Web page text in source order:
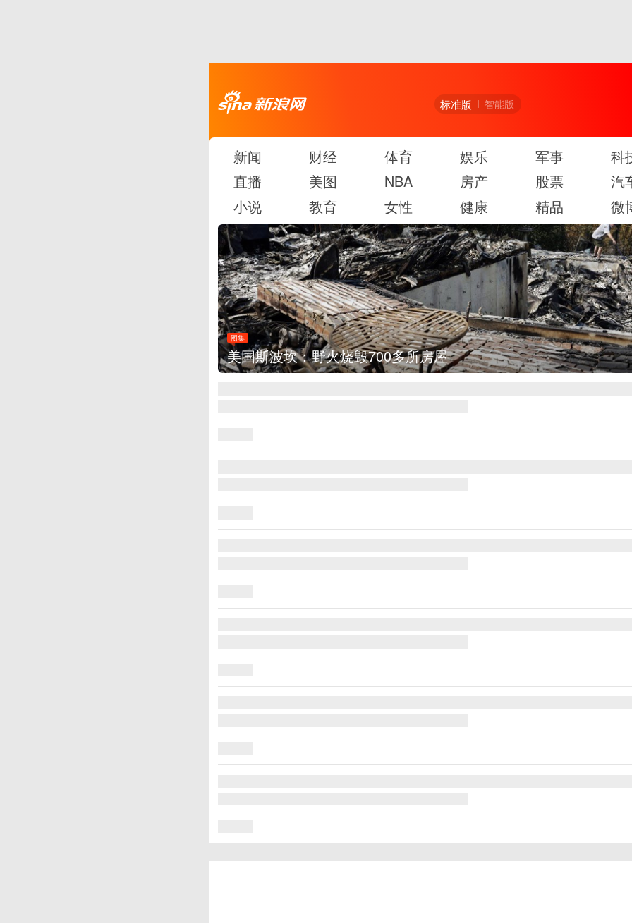
标准版 智能版
新闻 财经 体育 娱乐 军事
科
直播
美图 NBA 房产 股票
汽
小说
教育 女性 健康 精品 微
图集
叙利亚：大马士革发